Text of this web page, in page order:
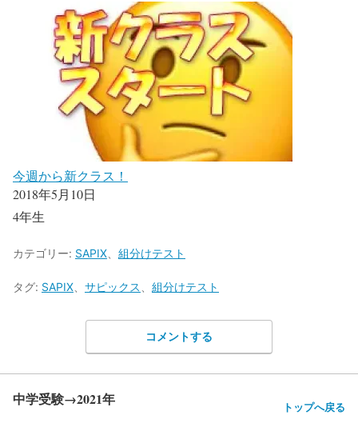
今週から新クラス！
2018年5月10日
4年生
カテゴリー: SAPIX 組分けテスト
タグ: SAPIX サピックス 組分けテスト
コメントする
中学受験→2021年 トップへ戻る